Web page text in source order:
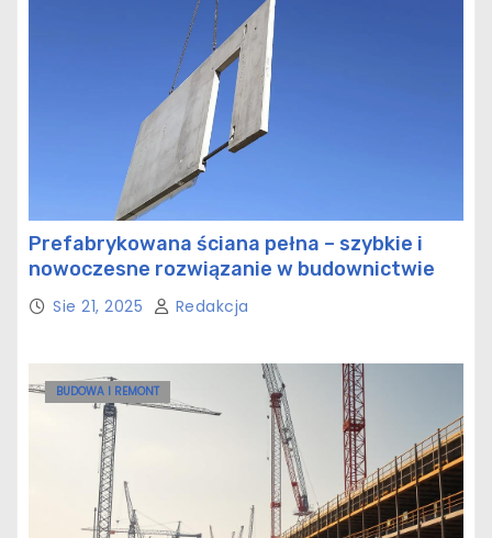
Prefabrykowana ściana pełna – szybkie i
nowoczesne rozwiązanie w budownictwie
Sie 21, 2025 Redakcja
BUDOWA I REMONT